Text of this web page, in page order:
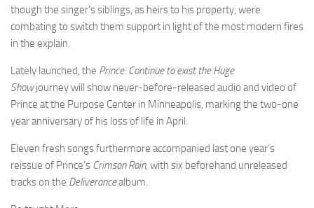
though the singer’s siblings, as heirs to his property, were
combating to switch them support in light of the most modern fires
in the explain.
Lately launched, the Prince: Continue to exist the Huge
Showjourney will show never-before-released audio and video of
Prince at the Purpose Center in Minneapolis, marking the two-one
year anniversary of his loss of life in April.
Eleven fresh songs furthermore accompanied last one year’s
reissue of Prince’s Crimson Rain, with six beforehand unreleased
tracks on the Deliverancealbum.